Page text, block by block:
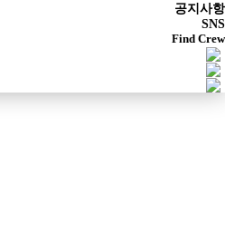
공지사항
SNS
Find Crew